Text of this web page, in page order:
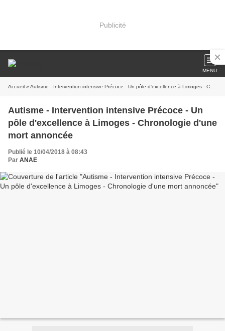
Publicité
MENU
Accueil » Autisme - Intervention intensive Précoce - Un pôle d'excellence à Limoges - Chronologie d'une mort annoncée
Autisme - Intervention intensive Précoce - Un
pôle d'excellence à Limoges - Chronologie d'une
mort annoncée
Publié le 10/04/2018 à 08:43
Par ANAE